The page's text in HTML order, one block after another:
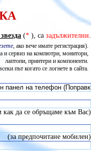
(* ), са задължителни.
, ако вече имате регистрация).
и сервиз на компютри, монитори,
лаптопи, принтери и компоненти.
път когато се логнете в сайта.
как да се обръщаме към Вас)
(за предпочитане мобилен)